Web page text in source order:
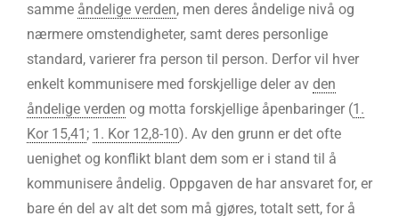
samme åndelige verden, men deres åndelige nivå og
nærmere omstendigheter, samt deres personlige
standard, varierer fra person til person. Derfor vil hver
enkelt kommunisere med forskjellige deler av den
åndelige verden og motta forskjellige åpenbaringer (1.
Kor 15,41 ; 1. Kor 12,8-10). Av den grunn er det ofte
uenighet og konflikt blant dem som er i stand til å
kommunisere åndelig. Oppgaven de har ansvaret for, er
bare én del av alt det som må gjøres, totalt sett, for å